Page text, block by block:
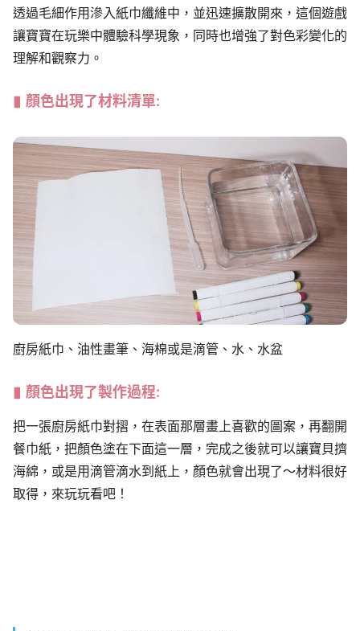
透過毛細作用滲入紙巾纖維中，並迅速擴散開來，這個遊戲
讓寶寶在玩樂中體驗科學現象，同時也增強了對色彩變化的
理解和觀察力。
顏色出現了材料清單:
廚房紙巾、油性畫筆、海棉或是滴管、水、水盆
顏色出現了製作過程:
把一張廚房紙巾對摺，在表面那層畫上喜歡的圖案，再翻開
餐巾紙，把顏色塗在下面這一層，完成之後就可以讓寶貝擠
海綿，或是用滴管滴水到紙上，顏色就會出現了～材料很好
取得，來玩玩看吧！